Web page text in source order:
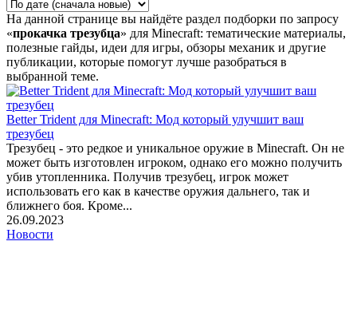
На данной странице вы найдёте раздел подборки по запросу
«прокачка трезубца» для Minecraft: тематические материалы,
полезные гайды, идеи для игры, обзоры механик и другие
публикации, которые помогут лучше разобраться в
выбранной теме.
Better Trident для Minecraft: Мод который улучшит ваш
трезубец
Трезубец - это редкое и уникальное оружие в Minecraft. Он не
может быть изготовлен игроком, однако его можно получить
убив утопленника. Получив трезубец, игрок может
использовать его как в качестве оружия дальнего, так и
ближнего боя. Кроме...
26.09.2023
Новости